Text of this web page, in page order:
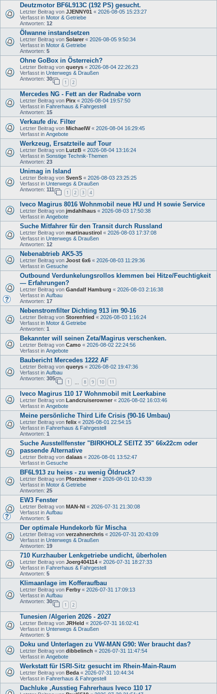
Deutzmotor BF6L913C (192 PS) gesucht.
Letzter Beitrag von JJENNY01 « 2026-08-05 15:23:27
Verfasst in Motor & Getriebe
Antworten: 12
Ölwanne instandsetzen
Letzter Beitrag von Solarer « 2026-08-05 9:50:34
Verfasst in Motor & Getriebe
Antworten: 5
Ohne GoBox in Österreich?
Letzter Beitrag von querys « 2026-08-04 22:26:23
Verfasst in Unterwegs & Draußen
Antworten: 30
1 2
Mercedes NG - Fett an der Radnabe vorn
Letzter Beitrag von Pirx « 2026-08-04 19:57:50
Verfasst in Fahrerhaus & Fahrgestell
Antworten: 15
Verkaufe div. Filter
Letzter Beitrag von MichaelW« 2026-08-04 16:29:45
Verfasst in Angebote
Werkzeug, Ersatzteile auf Tour
Letzter Beitrag von LutzB « 2026-08-04 13:16:24
Verfasst in Sonstige Technik-Themen
Antworten: 23
Unimag in Island
Letzter Beitrag von SvenS « 2026-08-03 23:25:25
Verfasst in Unterwegs & Draußen
Antworten: 111
1 2 3 4
Iveco Magirus 8016 Wohnmobil neue HU und H sowie Service
Letzter Beitrag von jmdahlhaus « 2026-08-03 17:50:38
Verfasst in Angebote
Suche Mitfahrer für den Transit durch Russland
Letzter Beitrag von martinaustirol « 2026-08-03 17:37:08
Verfasst in Unterwegs & Draußen
Antworten: 12
Nebenabtrieb AK5-35
Letzter Beitrag von Joost 6x6 « 2026-08-03 11:29:36
Verfasst in Gesuche
Outbound Verdunkelungsrollos klemmen bei Hitze/Feuchtigkeit
— Erfahrungen?
Letzter Beitrag von Gandalf Hamburg « 2026-08-03 2:16:38
Verfasst in Aufbau
Antworten: 17
Nebenstromfilter Dichting 913 im 90-16
Letzter Beitrag von Storenfried « 2026-08-03 1:16:24
Verfasst in Motor & Getriebe
Antworten: 1
Bekannter will seinen Zeta/Magirus verschenken.
Letzter Beitrag von Camo « 2026-08-02 22:24:56
Verfasst in Angebote
Baubericht Mercedes 1222 AF
Letzter Beitrag von querys « 2026-08-02 19:47:36
Verfasst in Aufbau
Antworten: 305
1 8 9 10 11
Iveco Magirus 110 17 Wohnmobil mit Leerkabine
Letzter Beitrag von Landcruiserowner « 2026-08-02 16:03:46
Verfasst in Angebote
Meine persönliche Third Life Crisis (90-16 Umbau)
Letzter Beitrag von felix « 2026-08-01 22:54:15
Verfasst in Fahrerhaus & Fahrgestell
Antworten: 1
Suche Ausstellfenster "BIRKHOLZ SEITZ 35" 66x22cm oder
passende Alternative
Letzter Beitrag von dalaas « 2026-08-01 13:52:47
Verfasst in Gesuche
BF6L913 zu heiss - zu wenig Öldruck?
Letzter Beitrag von Pforzheimer « 2026-08-01 10:43:39
Verfasst in Motor & Getriebe
Antworten: 25
EW3 Fenster
Letzter Beitrag von MAN-NI « 2026-07-31 21:30:08
Verfasst in Aufbau
Antworten: 5
Der optimale Hundekorb für Mischa
Letzter Beitrag von verzahnerchris « 2026-07-31 20:43:09
Verfasst in Unterwegs & Draußen
Antworten: 19
710 Kurzhauber Lenkgetriebe undicht, überholen
Letzter Beitrag von Joerg404114 « 2026-07-31 18:27:33
Verfasst in Fahrerhaus & Fahrgestell
Antworten: 5
Klimaanlage im Kofferaufbau
Letzter Beitrag von Ferby « 2026-07-31 17:09:13
Verfasst in Aufbau
Antworten: 30
1 2
Tunesien /Algerien 2026 - 2027
Letzter Beitrag von JRHeld « 2026-07-31 16:02:41
Verfasst in Unterwegs & Draußen
Antworten: 5
Doku und Unterlagen zu VW-MAN G90: Wer braucht das?
Letzter Beitrag von dibbelinch « 2026-07-31 11:47:54
Verfasst in Angebote
Werkstatt für ISRI-Sitz gesucht im Rhein-Main-Raum
Letzter Beitrag von Beda « 2026-07-31 10:44:34
Verfasst in Fahrerhaus & Fahrgestell
Dachluke ,Ausstieg Fahrerhaus Iveco 110 17